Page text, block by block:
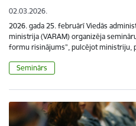
02.03.2026.
2026. gada 25. februārī Viedās
ministrija (VARAM) organizēja
formu risinājums”, pulcējot ministriju,
Seminārs